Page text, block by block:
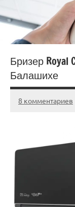
Бризер Royal
Балашихе
20.03.2025
admin
8 комментариев